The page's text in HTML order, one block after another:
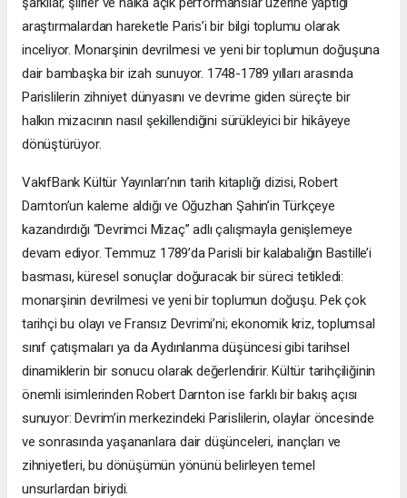
araştırmalardan hareketle Paris’i bir bilgi toplumu olarak
inceliyor. Monarşinin devrilmesi ve yeni bir toplumun doğuşuna
dair bambaşka bir izah sunuyor. 1748-1789 yılları arasında
Parislilerin zihniyet dünyasını ve devrime giden süreçte bir
halkın mizacının nasıl şekillendiğini sürükleyici bir hikâyeye
dönüştürüyor.
VakıfBank Kültür Yayınları’nın tarih kitaplığı dizisi, Robert
Darnton’un kaleme aldığı ve Oğuzhan Şahin’in Türkçeye
kazandırdığı “Devrimci Mizaç” adlı çalışmayla genişlemeye
devam ediyor. Temmuz 1789’da Parisli bir kalabalığın Bastille’i
basması, küresel sonuçlar doğuracak bir süreci tetikledi:
monarşinin devrilmesi ve yeni bir toplumun doğuşu. Pek çok
tarihçi bu olayı ve Fransız Devrimi’ni; ekonomik kriz, toplumsal
sınıf çatışmaları ya da Aydınlanma düşüncesi gibi tarihsel
dinamiklerin bir sonucu olarak değerlendirir. Kültür tarihçiliğinin
önemli isimlerinden Robert Darnton ise farklı bir bakış açısı
sunuyor: Devrim’in merkezindeki Parislilerin, olaylar öncesinde
ve sonrasında yaşananlara dair düşünceleri, inançları ve
zihniyetleri, bu dönüşümün yönünü belirleyen temel
unsurlardan biriydi.